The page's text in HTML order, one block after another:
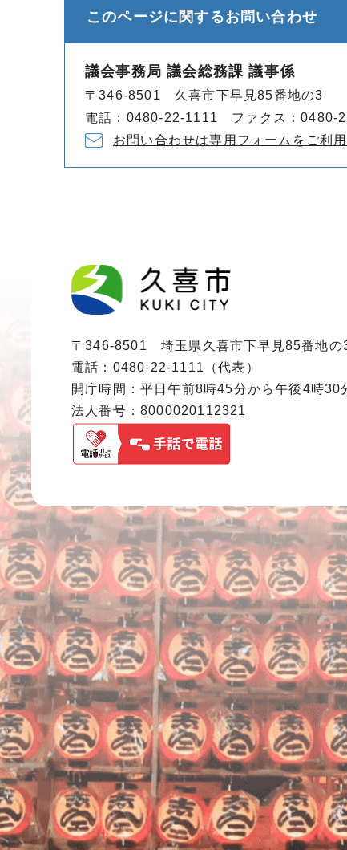
このページに関するお問い合わせ
議会事務局 議会総務課 議事係
〒346-8501 久喜市下早見85番地の3
電話：0480-22-1111 ファクス：0480-
お問い合わせは専用フォームをご利用
〒346-8501 埼玉県久喜市下早見85番地の
電話：0480-22-1111（代表）
開庁時間：平日午前8時45分から午後4時30
法人番号：8000020112321